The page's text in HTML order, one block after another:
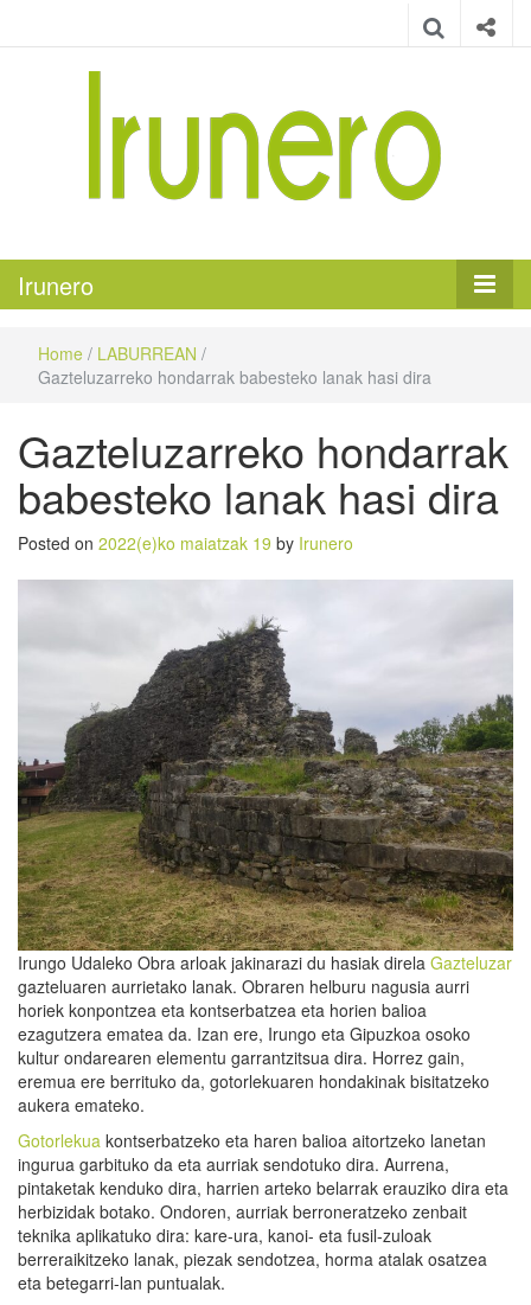
Irunero
Home / LABURREAN /
Gazteluzarreko hondarrak babesteko lanak hasi dira
Gazteluzarreko hondarrak
babesteko lanak hasi dira
Posted on 2022(e)ko maiatzak 19 by Irunero
Irungo Udaleko Obra arloak jakinarazi du hasiak direla Gazteluzar
gazteluaren aurrietako lanak. Obraren helburu nagusia aurri
horiek konpontzea eta kontserbatzea eta horien balioa
ezagutzera ematea da. Izan ere, Irungo eta Gipuzkoa osoko
kultur ondarearen elementu garrantzitsua dira. Horrez gain,
eremua ere berrituko da, gotorlekuaren hondakinak bisitatzeko
aukera emateko.
Gotorlekua kontserbatzeko eta haren balioa aitortzeko lanetan
ingurua garbituko da eta aurriak sendotuko dira. Aurrena,
pintaketak kenduko dira, harrien arteko belarrak erauziko dira eta
herbizidak botako. Ondoren, aurriak berroneratzeko zenbait
teknika aplikatuko dira: kare-ura, kanoi- eta fusil-zuloak
berreraikitzeko lanak, piezak sendotzea, horma atalak osatzea
eta betegarri-lan puntualak.